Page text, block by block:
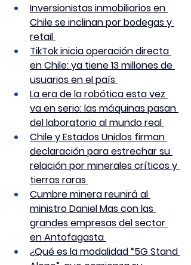
Inversionistas inmobiliarios en
Chile se inclinan por bodegas y
retail
TikTok inicia operación directa
en Chile: ya tiene 13 millones de
usuarios en el país
La era de la robótica esta vez
va en serio: las máquinas pasan
del laboratorio al mundo real
Chile y Estados Unidos firman
declaración para estrechar su
relación por minerales críticos y
tierras raras
Cumbre minera reunirá al
ministro Daniel Mas con las
grandes empresas del sector
en Antofagasta
¿Qué es la modalidad “5G Stand